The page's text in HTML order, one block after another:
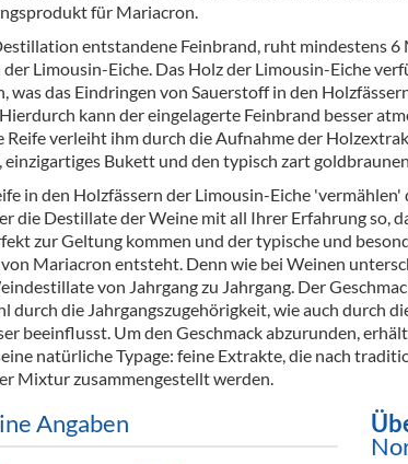
für Mariacron.
entstandene Feinbrand, ruht mindestens 6
Limousin-Eiche. Das Holz der Limousin-Eiche
was das Eindringen von Sauerstoff in den
kann der eingelagerte Feinbrand besser
Reife verleiht ihm durch die Aufnahme der
einzigartiges Bukett und den typisch zart
in den Holzfässern der Limousin-Eiche 'vermählen'
die Destillate der Weine mit all Ihrer Erfahrung so,
zur Geltung kommen und der typische und
Mariacron entsteht. Denn wie bei Weinen
von Jahrgang zu Jahrgang. Der
durch die Jahrgangszugehörigkeit, wie auch durch
beeinflusst. Um den Geschmack abzurunden, erhält
natürliche Typage: feine Extrakte, die nach
Mixtur zusammengestellt werden.
Angaben